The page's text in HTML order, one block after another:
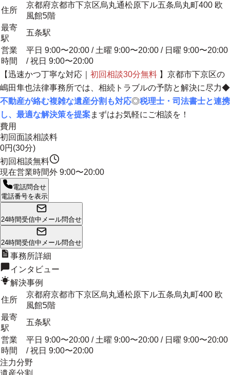
住所
京都府京都市下京区烏丸通松原下ル五条烏丸町400 欧
風館5階
最寄
駅
五条駅
営業
時間
平日 9:00〜20:00 / 土曜 9:00〜20:00 / 日曜 9:00〜20:00
/ 祝日 9:00〜20:00
【迅速かつ丁寧な対応｜ 初回相談30分無料 】京都市下京区の
嶋田隼也法律事務所では、相続トラブルの予防と解決に尽力◆
不動産が絡む複雑な遺産分割も対応◎税理士・司法書士と連携
し、最適な解決策を提案まずはお気軽にご相談を！
費用
初回面談相談料
0円(30分)
初回相談無料
現在営業時間外 9:00〜20:00
電話問合せ
電話番号を表示
24時間受信中 メール問合せ
24時間受信中 メール問合せ
事務所詳細
インタビュー
解決事例
住所
京都府京都市下京区烏丸通松原下ル五条烏丸町400 欧
風館5階
最寄
駅
五条駅
営業
時間
平日 9:00〜20:00 / 土曜 9:00〜20:00 / 日曜 9:00〜20:00
/ 祝日 9:00〜20:00
注力分野
遺産分割